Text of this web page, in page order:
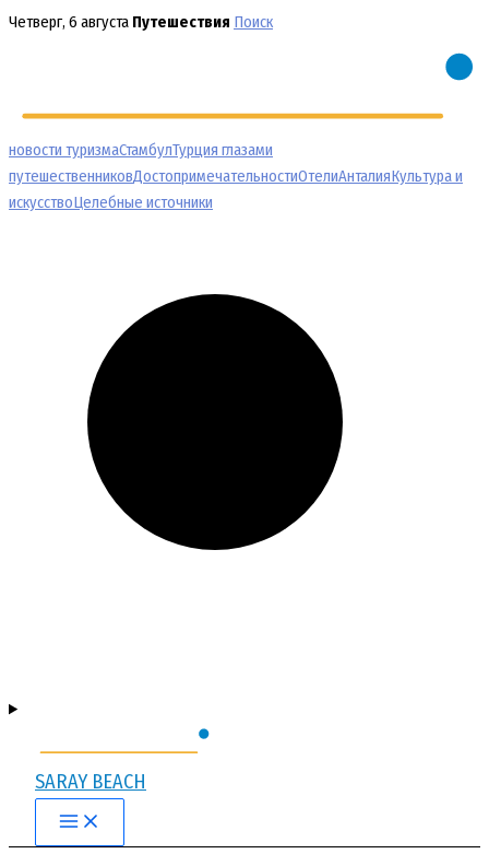
Перейти
Четверг, 6 августа Путешествия Поиск
новости туризмаСтамбулТурция глазами
путешественниковДостопримечательностиОтелиАнталияКультура и
искусствоЦелебные источники
SARAY BEACH
Main
Menu